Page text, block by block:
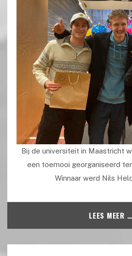
Bij de universiteit in Maastricht
een toernooi georganiseerd
Winnaar werd Nils
LEES MEER …